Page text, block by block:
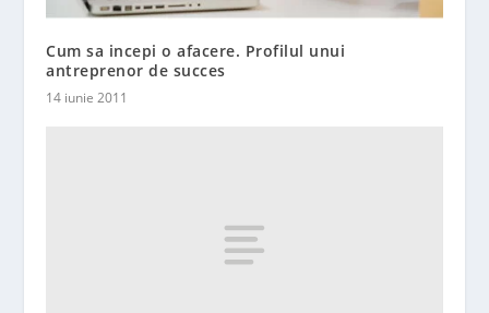
Cum sa incepi o afacere. Profilul unui
antreprenor de succes
14 iunie 2011